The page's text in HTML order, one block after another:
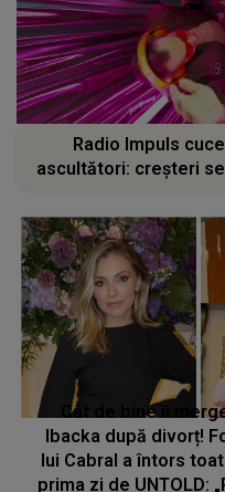
Radio Impuls
ascultători: creșteri
Cât de bine îi
Ibacka după divorț!
lui Cabral a întors
prima zi de UNTOLD: